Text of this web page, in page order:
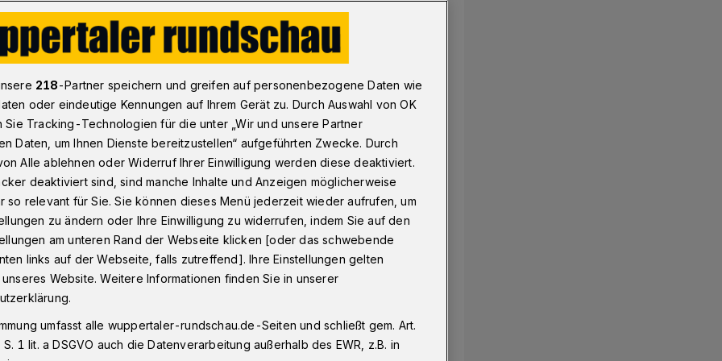
für Wuppertals scheidenden
Kamioka geht in die entscheidende
sind nun zu einem Probedirigat der
am Freitag und Sonntag (6. und 8.
eingeladen worden.
218-Partner speichern und greifen auf personenbezogene Daten wie
oder eindeutige Kennungen auf Ihrem Gerät zu. Durch Auswahl von OK
Sie Tracking-Technologien für die unter „Wir und unsere Partner
Daten, um Ihnen Dienste bereitzustellen“ aufgeführten Zwecke. Durch
Alle ablehnen oder Widerruf Ihrer Einwilligung werden diese deaktiviert.
deaktiviert sind, sind manche Inhalte und Anzeigen möglicherweise
so relevant für Sie. Sie können dieses Menü jederzeit wieder aufrufen, um
zu ändern oder Ihre Einwilligung zu widerrufen, indem Sie auf den
am unteren Rand der Webseite klicken [oder das schwebende
links auf der Webseite, falls zutreffend]. Ihre Einstellungen gelten
Website. Weitere Informationen finden Sie in unserer
umfasst alle wuppertaler-rundschau.de-Seiten und schließt gem. Art.
1 lit. a DSGVO auch die Datenverarbeitung außerhalb des EWR, z.B. in